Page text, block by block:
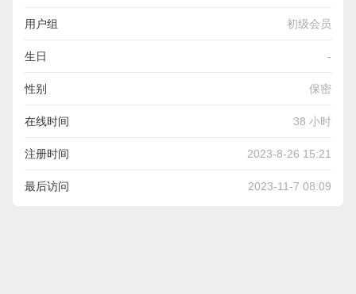
用户组 初级会员
生日 -
性别 保密
在线时间 38 小时
注册时间 2023-8-26 15:21
最后访问 2023-11-7 08:09